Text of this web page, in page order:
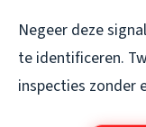
Negeer deze
te identificeren.
inspecties zonder